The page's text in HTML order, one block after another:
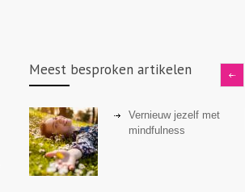
Meest besproken artikelen
Vernieuw jezelf met
mindfulness